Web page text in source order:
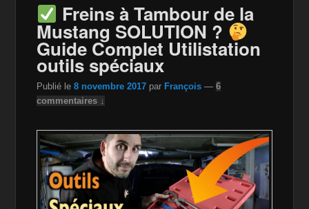
Freins à Tambour de la
Mustang SOLUTION ?
Guide Complet Utilistation
outils spéciaux
Publié le8 novembre 2017 par François —6
commentaires ↓